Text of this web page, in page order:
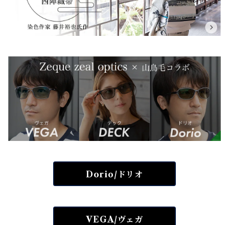
Dorio/ドリオ
VEGA/ヴェガ